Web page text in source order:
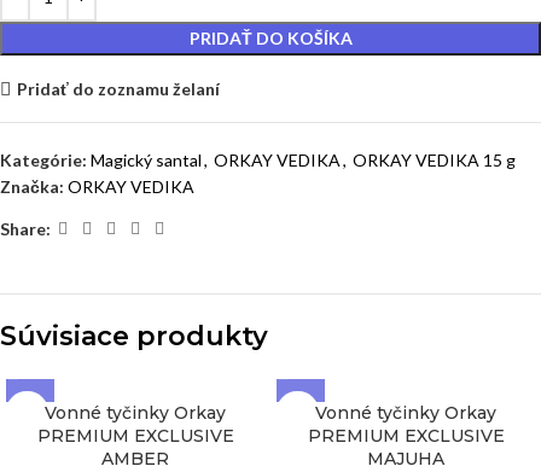
PRIDAŤ DO KOŠÍKA
Pridať do zoznamu želaní
Kategórie: Magický santal, ORKAY VEDIKA, ORKAY VEDIKA 15 g
Značka: ORKAY VEDIKA
Share:
Súvisiace produkty
Vonné tyčinky Orkay
PREMIUM EXCLUSIVE
AMBER
Vonné tyčinky Orkay
PREMIUM EXCLUSIVE
MAJUHA